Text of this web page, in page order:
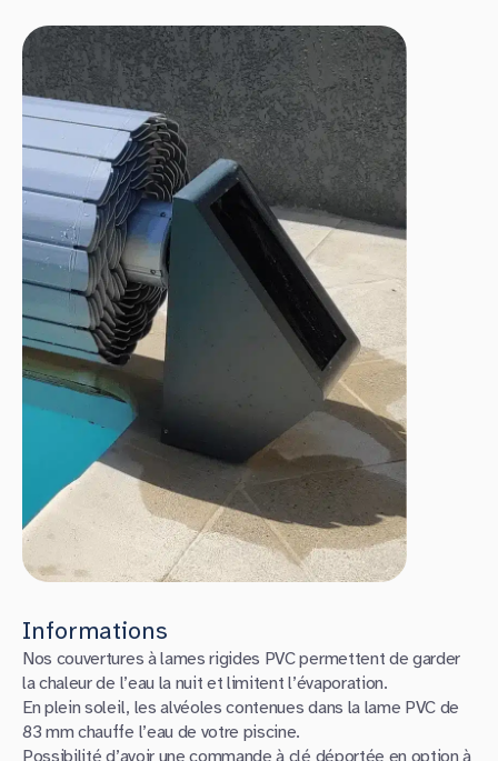
Informations
Nos couvertures à lames rigides PVC permettent de garder
la chaleur de l’eau la nuit et limitent l’évaporation.
En plein soleil, les alvéoles contenues dans la lame PVC de
83 mm chauffe l’eau de votre piscine.
Possibilité d’avoir une commande à clé déportée en option à